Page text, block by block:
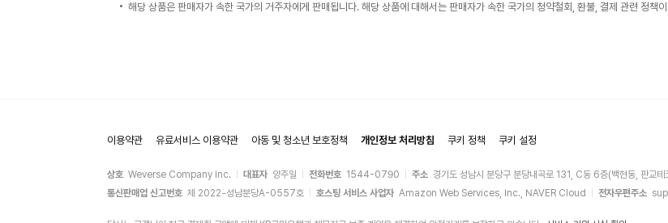
해당 상품은 판매자가 속한 국가의 거주자에게 판매됩니다. 해당 상품에 대해서는 판매자가 속한 국가의 청약철회, 환불, 결제 관련 정책
이용약관 유료서비스 이용약관 아동 및 청소년 보호정책 개인정보 처리방침 쿠키 정책 쿠키 설정
상호 Weverse Company Inc. 대표자 양주일 전화번호 1544-0790 주소 경기도 성남시 분당구 분당내곡로 131, C동 6층(백현동, 판교테
통신판매업 신고번호 제 2022-성남분당A-0557호 호스팅 서비스 사업자 Amazon Web Services, Inc., NAVER Cloud 전자우편주소